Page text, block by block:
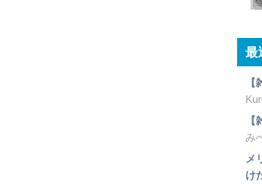
最
み
メ
け